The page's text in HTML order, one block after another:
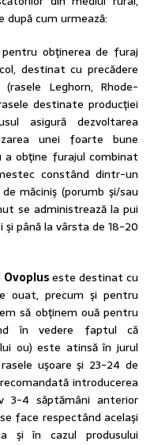
cum urmează:
obţinerea de furaj
destinat cu precădere
Leghorn, Rhode-
destinate producţiei
asigură dezvoltarea
unei foarte bune
a obţine furajul combinat
constând dintr-un
măciniş (porumb şi/sau
se administrează la pui
până la vârsta de 18-20
Ovopluseste destinat cu
ouat, precum şi pentru
să obţinem ouă pentru
în vedere faptul că
ou) este atinsă în jurul
uşoare şi 23-24 de
introducerea
3-4 săptămâni anterior
face respectând acelaşi
şi în cazul produsului